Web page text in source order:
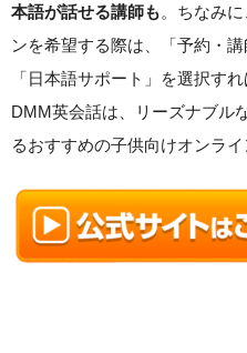
本語が話せる講師も。ちなみ
ンを希望する際は、「予約・
「日本語サポート」を選択す
DMM英会話は、リーズナブル
るおすすめの子供向けオンライ